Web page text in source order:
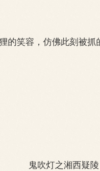
笑容，仿佛此刻被抓
鬼吹灯之湘西疑